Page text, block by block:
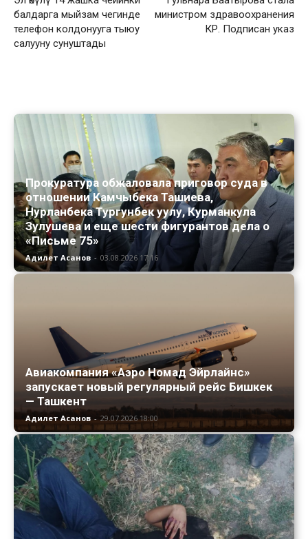
балдарга мыйзам чегинде
телефон колдонууга тыюу
салууну сунуштады
министром здравоохранения
КР. Подписан указ
Прокуратура обжаловала приговор суда в
отношении Камчыбека Ташиева,
Нурланбека Тургунбек уулу, Курманкула
Зулушева и еще шести фигурантов дела о
«Письме 75»
Адилет Асанов - 03.08.2026 17:16
Авиакомпания «Аэро Номад Эйрлайнс»
запускает новый регулярный рейс Бишкек
— Ташкент
Адилет Асанов - 29.07.2026 18:00